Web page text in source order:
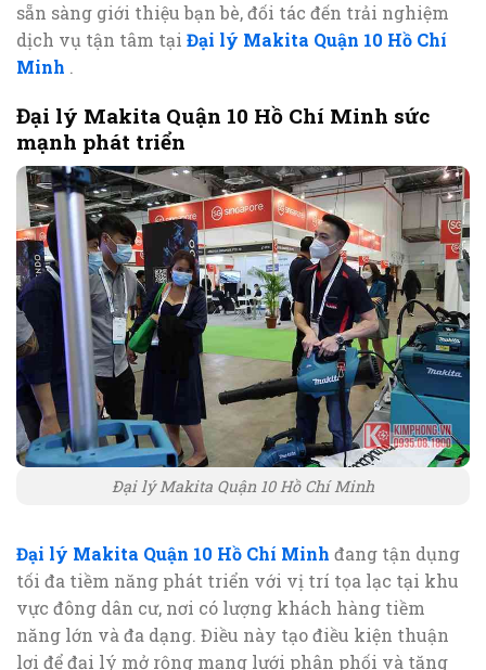
sẵn sàng giới thiệu bạn bè, đối tác đến trải nghiệm
dịch vụ tận tâm tại Đại lý Makita Quận 10 Hồ Chí
Minh .
Đại lý Makita Quận 10 Hồ Chí Minh sức
mạnh phát triển
Đại lý Makita Quận 10 Hồ Chí Minh
Đại lý Makita Quận 10 Hồ Chí Minh đang tận dụng
tối đa tiềm năng phát triển với vị trí tọa lạc tại khu
vực đông dân cư, nơi có lượng khách hàng tiềm
năng lớn và đa dạng. Điều này tạo điều kiện thuận
lợi để đại lý mở rộng mạng lưới phân phối và tăng